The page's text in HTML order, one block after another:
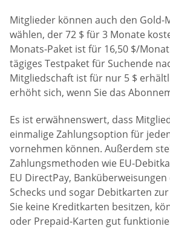
Mitglieder können auch den Gold-
wählen, der 72 $ für 3 Monate
Monats-Paket ist für 16,50 $/
tägiges Testpaket für Suchende
Mitgliedschaft ist für nur 5 $
erhöht sich, wenn Sie das
Es ist erwähnenswert, dass
einmalige Zahlungsoption für
vornehmen können. Außerdem
Zahlungsmethoden wie EU-
EU DirectPay,
Schecks und sogar Debitkarten
Sie keine Kreditkarten besitzen,
oder Prepaid-Karten gut